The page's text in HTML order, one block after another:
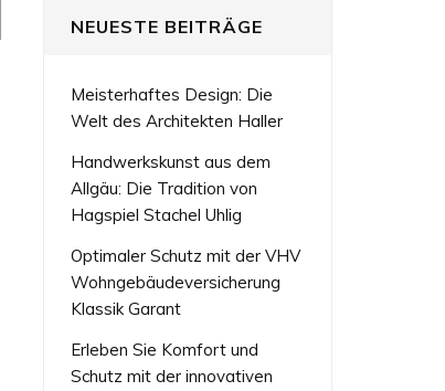
NEUESTE BEITRÄGE
Meisterhaftes Design: Die
Welt des Architekten Haller
Handwerkskunst aus dem
Allgäu: Die Tradition von
Hagspiel Stachel Uhlig
Optimaler Schutz mit der VHV
Wohngebäudeversicherung
Klassik Garant
Erleben Sie Komfort und
Schutz mit der innovativen